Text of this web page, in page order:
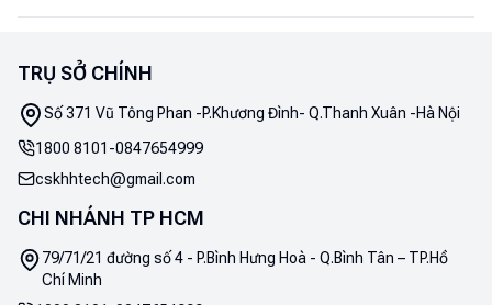
TRỤ SỞ CHÍNH
Số 371 Vũ Tông Phan -P.Khương Đình- Q.Thanh Xuân -Hà Nội
1800 8101 -0847654999
cskhhtech@gmail.com
CHI NHÁNH TP HCM
79/71/21 đường số 4 - P.Bình Hưng Hoà - Q.Bình Tân – TP.Hồ
Chí Minh